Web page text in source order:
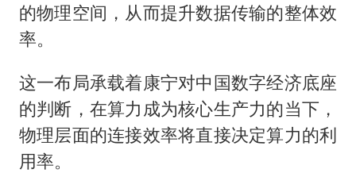
的物理空间，从而提升数据传输的整体效
率。
这一布局承载着康宁对中国数字经济底座
的判断，在算力成为核心生产力的当下，
物理层面的连接效率将直接决定算力的利
用率。